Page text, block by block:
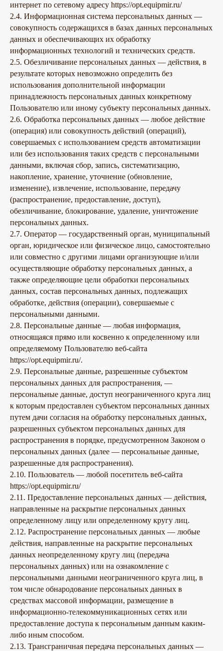
интернет по сетевому адресу https://opt.equipmir.ru/
2.4. Информационная система персональных данных —
совокупность содержащихся в базах данных персональных
данных и обеспечивающих их обработку
информационных технологий и технических средств.
2.5. Обезличивание персональных данных — действия, в
результате которых невозможно определить без
использования дополнительной информации
принадлежность персональных данных конкретному
Пользователю или иному субъекту персональных данных.
2.6. Обработка персональных данных — любое действие
(операция) или совокупность действий (операций),
совершаемых с использованием средств автоматизации
или без использования таких средств с персональными
данными, включая сбор, запись, систематизацию,
накопление, хранение, уточнение (обновление,
изменение), извлечение, использование, передачу
(распространение, предоставление, доступ),
обезличивание, блокирование, удаление, уничтожение
персональных данных.
2.7. Оператор — государственный орган, муниципальный
орган, юридическое или физическое лицо, самостоятельно
или совместно с другими лицами организующие и/или
осуществляющие обработку персональных данных, а
также определяющие цели обработки персональных
данных, состав персональных данных, подлежащих
обработке, действия (операции), совершаемые с
персональными данными.
2.8. Персональные данные — любая информация,
относящаяся прямо или косвенно к определенному или
определяемому Пользователю веб-сайта
https://opt.equipmir.ru/.
2.9. Персональные данные, разрешенные субъектом
персональных данных для распространения, —
персональные данные, доступ неограниченного круга лиц
к которым предоставлен субъектом персональных данных
путем дачи согласия на обработку персональных данных,
разрешенных субъектом персональных данных для
распространения в порядке, предусмотренном Законом о
персональных данных (далее — персональные данные,
разрешенные для распространения).
2.10. Пользователь — любой посетитель веб-сайта
https://opt.equipmir.ru/
2.11. Предоставление персональных данных — действия,
направленные на раскрытие персональных данных
определенному лицу или определенному кругу лиц.
2.12. Распространение персональных данных — любые
действия, направленные на раскрытие персональных
данных неопределенному кругу лиц (передача
персональных данных) или на ознакомление с
персональными данными неограниченного круга лиц, в
том числе обнародование персональных данных в
средствах массовой информации, размещение в
информационно-телекоммуникационных сетях или
предоставление доступа к персональным данным каким-
либо иным способом.
2.13. Трансграничная передача персональных данных —